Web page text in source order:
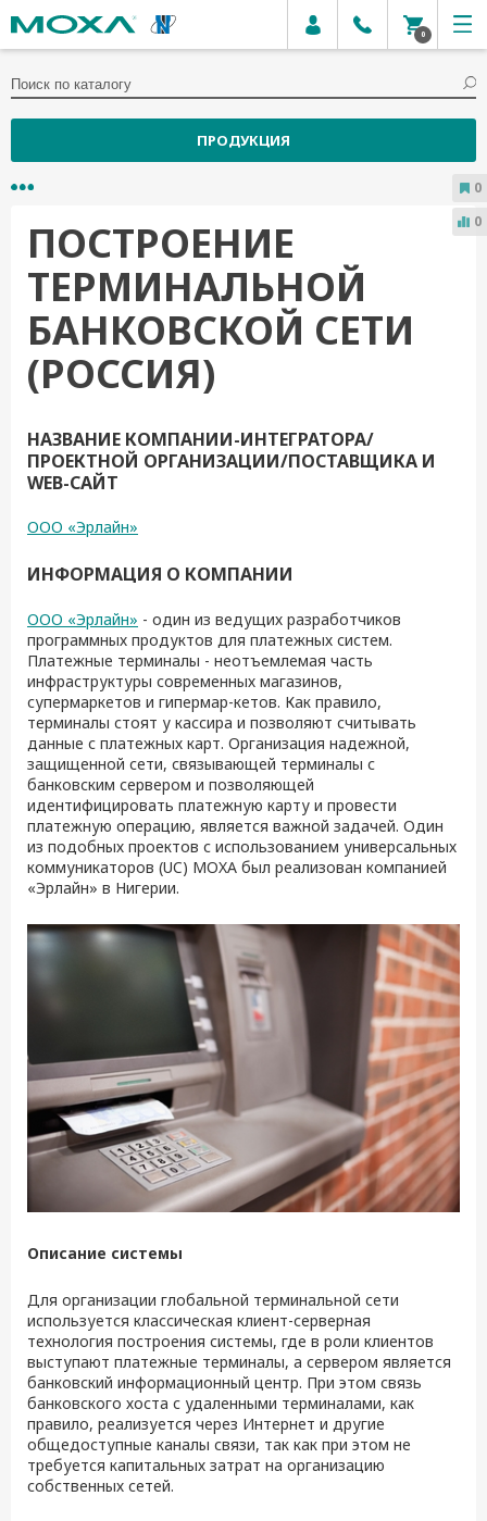
0
ПРОДУКЦИЯ
ПОСТРОЕНИЕ
ТЕРМИНАЛЬНОЙ
БАНКОВСКОЙ СЕТИ
(РОССИЯ)
НАЗВАНИЕ КОМПАНИИ-ИНТЕГРАТОРА/
ПРОЕКТНОЙ ОРГАНИЗАЦИИ/ПОСТАВЩИКА И
WEB-САЙТ
ООО «Эрлайн»
ИНФОРМАЦИЯ О КОМПАНИИ
ООО «Эрлайн» - один из ведущих разработчиков
программных продуктов для платежных систем.
Платежные терминалы - неотъемлемая часть
инфраструктуры современных магазинов,
супермаркетов и гипермар-кетов. Как правило,
терминалы стоят у кассира и позволяют считывать
данные с платежных карт. Организация надежной,
защищенной сети, связывающей терминалы с
банковским сервером и позволяющей
идентифицировать платежную карту и провести
платежную операцию, является важной задачей. Один
из подобных проектов с использованием универсальных
коммуникаторов (UC) MOXA был реализован компанией
«Эрлайн» в Нигерии.
Описание системы
Для организации глобальной терминальной сети
используется классическая клиент-серверная
технология построения системы, где в роли клиентов
выступают платежные терминалы, а сервером является
банковский информационный центр. При этом связь
банковского хоста с удаленными терминалами, как
правило, реализуется через Интернет и другие
общедоступные каналы связи, так как при этом не
требуется капитальных затрат на организацию
собственных сетей.
0
0